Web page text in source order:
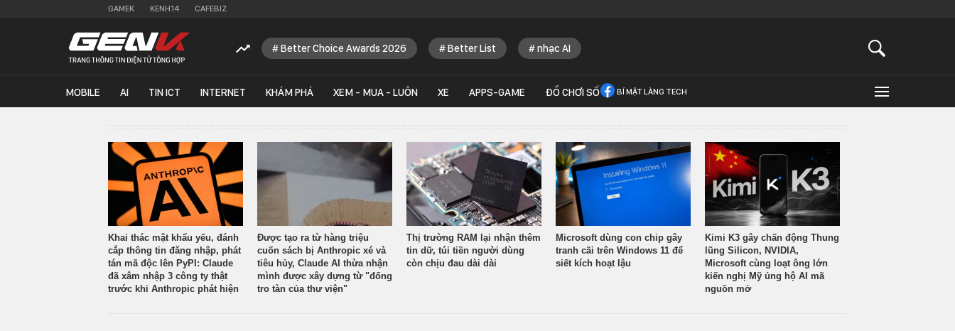
GAMEK KENH14 CAFEBIZ
Better Choice Awards 2026 Better List nhạc AI
MOBILE AI TIN ICT INTERNET KHÁM PHÁ XEM - MUA - LUÔN XE APPS-GAME ĐỒ CHƠI SỐ BÍ MẬT LÀNG TECH
Khai thác mật khẩu yếu, đánh
cắp thông tin đăng nhập, phát
tán mã độc lên PyPI: Claude
đã xâm nhập 3 công ty thật
trước khi Anthropic phát hiện
Được tạo ra từ hàng triệu
cuốn sách bị Anthropic xé và
tiêu hủy, Claude AI thừa nhận
mình được xây dựng từ "đống
tro tàn của thư viện"
Thị trường RAM lại nhận thêm
tin dữ, túi tiền người dùng
còn chịu đau dài dài
Microsoft dùng con chip gây
tranh cãi trên Windows 11 để
siết kích hoạt lậu
Kimi K3 gây chấn động Thung
lũng Silicon, NVIDIA,
Microsoft cùng loạt ông lớn
kiến nghị Mỹ ủng hộ AI mã
nguồn mở